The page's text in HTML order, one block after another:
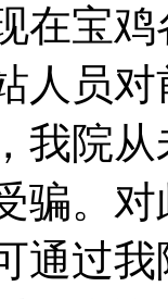
在宝
人员
我院
骗。
通过